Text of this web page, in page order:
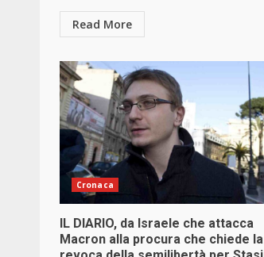
Read More
Cronaca
IL DIARIO, da Israele che attacca
Macron alla procura che chiede la